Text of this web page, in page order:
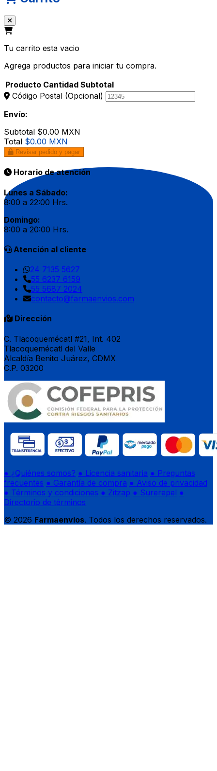
Tu carrito esta vacio
Agrega productos para iniciar tu compra.
Producto Cantidad Subtotal
Código Postal (Opcional)
Envío:
Subtotal $0.00 MXN
Total $0.00 MXN
Revisar pedido y pagar
Horario de atención
Lunes a Sábado:
8:00 a 22:00 Hrs.
Domingo:
8:00 a 20:00 Hrs.
Atención al cliente
24 7135 5627
55 6237 6159
55 5687 2024
contacto@farmaenvios.com
Dirección
C. Tlacoquemécatl #21, Int. 402
Tlacoquemécatl del Valle
Alcaldía Benito Juárez, CDMX
C.P. 03200
● ¿Quiénes somos? ● Licencia sanitaria ● Preguntas
frecuentes ● Garantía de compra ● Aviso de privacidad
● Términos y condiciones ● Zitzap ● Surerepel ●
Directorio de términos
© 2026 Farmaenvíos. Todos los derechos reservados.